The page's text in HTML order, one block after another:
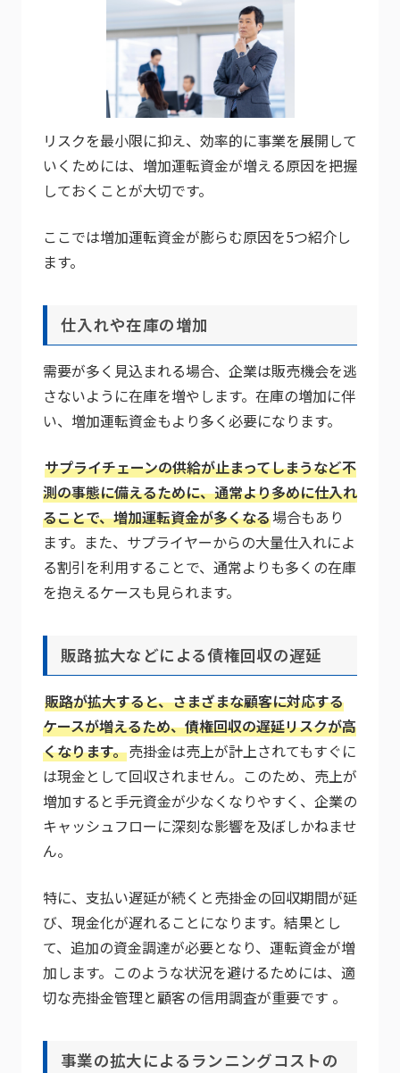
リスクを最小限に抑え、効率的に事業を展開して
いくためには、増加運転資金が増える原因を把握
しておくことが大切です。
ここでは増加運転資金が膨らむ原因を5つ紹介し
ます。
仕入れや在庫の増加
需要が多く見込まれる場合、企業は販売機会を逃
さないように在庫を増やします。在庫の増加に伴
い、増加運転資金もより多く必要になります。
サプライチェーンの供給が止まってしまうなど不
測の事態に備えるために、通常より多めに仕入れ
ることで、増加運転資金が多くなる場合もあり
ます。また、サプライヤーからの大量仕入れによ
る割引を利用することで、通常よりも多くの在庫
を抱えるケースも見られます。
販路拡大などによる債権回収の遅延
販路が拡大すると、さまざまな顧客に対応する
ケースが増えるため、債権回収の遅延リスクが高
くなります。売掛金は売上が計上されてもすぐに
は現金として回収されません。このため、売上が
増加すると手元資金が少なくなりやすく、企業の
キャッシュフローに深刻な影響を及ぼしかねませ
ん。
特に、支払い遅延が続くと売掛金の回収期間が延
び、現金化が遅れることになります。結果とし
て、追加の資金調達が必要となり、運転資金が増
加します。このような状況を避けるためには、適
切な売掛金管理と顧客の信用調査が重要です​ 。
事業の拡大によるランニングコストの